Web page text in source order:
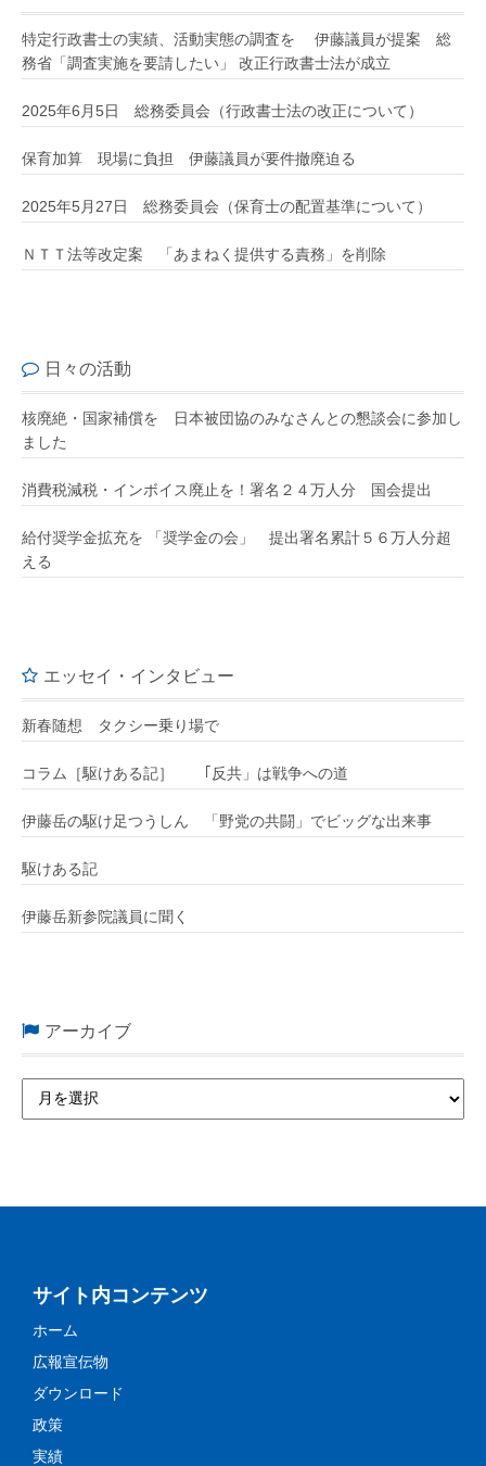
特定行政書士の実績、活動実態の調査を 伊藤議員が提案 総
務省「調査実施を要請したい」 改正行政書士法が成立
2025年6月5日 総務委員会（行政書士法の改正について）
保育加算 現場に負担 伊藤議員が要件撤廃迫る
2025年5月27日 総務委員会（保育士の配置基準について）
ＮＴＴ法等改定案 「あまねく提供する責務」を削除
日々の活動
核廃絶・国家補償を 日本被団協のみなさんとの懇談会に参加し
ました
消費税減税・インボイス廃止を！署名２４万人分 国会提出
給付奨学金拡充を 「奨学金の会」 提出署名累計５６万人分超
える
エッセイ・インタビュー
新春随想 タクシー乗り場で
コラム［駆けある記］ ｢反共」は戦争への道
伊藤岳の駆け足つうしん 「野党の共闘」でビッグな出来事
駆けある記
伊藤岳新参院議員に聞く
アーカイブ
サイト内コンテンツ
ホーム
広報宣伝物
ダウンロード
政策
実績